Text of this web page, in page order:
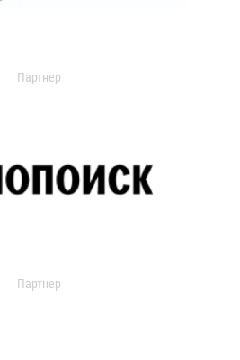
Партнер
Партнер